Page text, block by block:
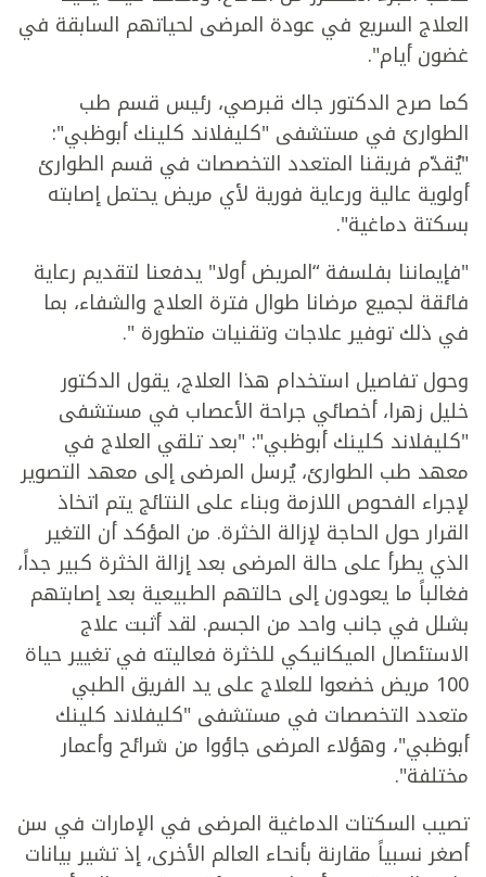
العلاج السريع في عودة المرضى لحياتهم السابقة في
غضون أيام".
كما صرح الدكتور جاك قبرصي، رئيس قسم طب
الطوارئ في مستشفى "كليفلاند كلينك أبوظبي":
"يُقدّم فريقنا المتعدد التخصصات في قسم الطوارئ
أولوية عالية ورعاية فورية لأي مريض يحتمل إصابته
بسكتة دماغية".
"فإيماننا بفلسفة “المريض أولا" يدفعنا لتقديم رعاية
فائقة لجميع مرضانا طوال فترة العلاج والشفاء، بما
في ذلك توفير علاجات وتقنيات متطورة ".
وحول تفاصيل استخدام هذا العلاج، يقول الدكتور
خليل زهرا، أخصائي جراحة الأعصاب في مستشفى
"كليفلاند كلينك أبوظبي": "بعد تلقي العلاج في
معهد طب الطوارئ، يُرسل المرضى إلى معهد التصوير
لإجراء الفحوص اللازمة وبناء على النتائج يتم اتخاذ
القرار حول الحاجة لإزالة الخثرة. من المؤكد أن التغير
الذي يطرأ على حالة المرضى بعد إزالة الخثرة كبير جداً،
فغالباً ما يعودون إلى حالتهم الطبيعية بعد إصابتهم
بشلل في جانب واحد من الجسم. لقد أثبت علاج
الاستئصال الميكانيكي للخثرة فعاليته في تغيير حياة
100 مريض خضعوا للعلاج على يد الفريق الطبي
متعدد التخصصات في مستشفى "كليفلاند كلينك
أبوظبي"، وهؤلاء المرضى جاؤوا من شرائح وأعمار
مختلفة".
تصيب السكتات الدماغية المرضى في الإمارات في سن
أصغر نسبياً مقارنة بأنحاء العالم الأخرى، إذ تشير بيانات